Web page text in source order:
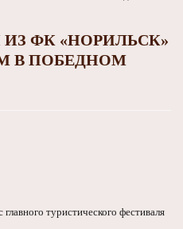
ФК «НОРИЛЬСК»
В ПОБЕДНОМ